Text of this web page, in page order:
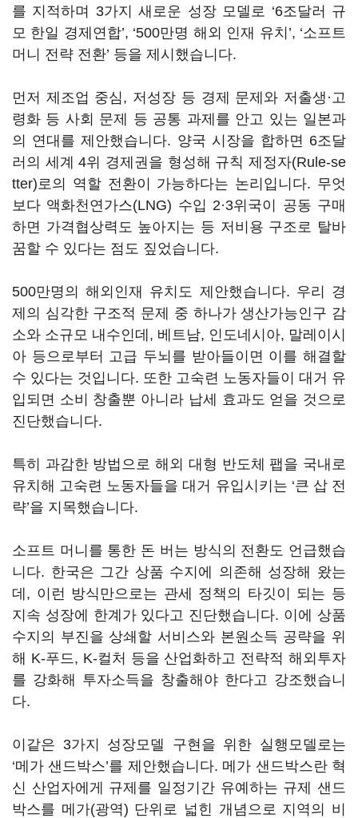
를 지적하며 3가지 새로운 성장 모델로 ‘6조달러 규
모 한일 경제연합’, ‘500만명 해외 인재 유치 ’, ‘소프트
머니 전략 전환’ 등을 제시했습니다.
먼저 제조업 중심, 저성장 등 경제 문제와 저출생·고
령화 등 사회 문제 등 공통 과제를 안고 있는 일본과
의 연대를 제안했습니다. 양국 시장을 합하면 6조달
러의 세계4위 경제권을 형성해 규칙 제정자(Rule-se
tter)로의 역할 전환이 가능하다는 논리입니다. 무엇
보다 액화천연가스(LNG) 수입 2·3위국이 공동 구매
하면 가격협상력도 높아지는 등 저비용 구조로 탈바
꿈할 수 있다는 점도 짚었습니다.
500만명의 해외인재 유치도 제안했습니다. 우리 경
제의 심각한 구조적 문제 중 하나가 생산가능인구 감
소와 소규모 내수인데 , 베트남, 인도네시아, 말레이시
아 등으로부터 고급 두뇌를 받아들이면 이를 해결할
수 있다는 것입니다. 또한 고숙련 노동자들이 대거 유
입되면 소비 창출뿐 아니라 납세 효과도 얻을 것으로
진단했습니다.
특히 과감한 방법으로 해외 대형 반도체 팹을 국내로
유치해 고숙련 노동자들을 대거 유입시키는 ‘큰 삽 전
략’을 지목했습니다.
소프트 머니를 통한 돈 버는 방식의 전환도 언급했습
니다. 한국은 그간 상품 수지에 의존해 성장해 왔는
데 , 이런 방식만으로는 관세 정책의 타깃이 되는 등
지속 성장에 한계가 있다고 진단했습니다. 이에 상품
수지의 부진을 상쇄할 서비스와 본원소득 공략을 위
해 K-푸드, K-컬처 등을 산업화하고 전략적 해외투자
를 강화해 투자소득을 창출해야 한다고 강조했습니
다.
이같은 3가지 성장모델 구현을 위한 실행모델로는
‘메가 샌드박스’를 제안했습니다. 메가 샌드박스란 혁
신 산업자에게 규제를 일정기간 유예하는 규제 샌드
박스를 메가(광역) 단위로 넓힌 개념으로 지역의 비